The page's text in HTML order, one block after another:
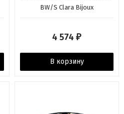
BW/S Clara Bijoux
4 574 ₽
В корзину